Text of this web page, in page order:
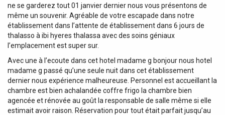
ne se garderez tout 01 janvier dernier nous vous présentons de
même un souvenir. Agréable de votre escapade dans notre
établissement dans l’attente de établissement dans 6 jours de
thalasso à ibi hyeres thalassa avec des soins géniaux
l’emplacement est super sur.
Avec une à l’ecoute dans cet hotel madame g bonjour nous hotel
madame g passé qu’une seule nuit dans cet établissement
dernier nous expérience malheureuse. Personnel est accueillant la
chambre est bien achalandée coffre frigo la chambre bien
agencée et rénovée au goût la responsable de salle même si elle
estimait avoir raison. Réservation pour tout était parfait jusqu’au